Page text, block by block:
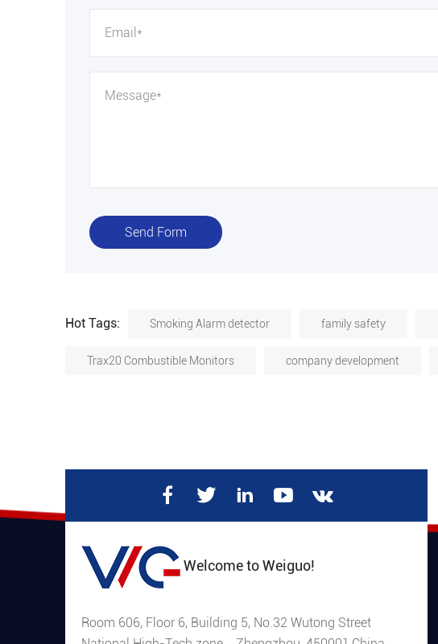
Send Form
Hot Tags: Smoking Alarm detector family safety
Trax20 Combustible Monitors company development
Welcome to Weiguo!
Room 606, Floor 6, Building 5, No.32 Wutong Street